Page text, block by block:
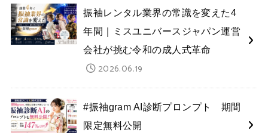
振袖レンタル業界の常識を変えた4
年間｜ミスユニバースジャパン運営
会社が挑む令和の成人式革命
2026.06.19
#振袖gram AI診断プロンプト 期間
限定無料公開